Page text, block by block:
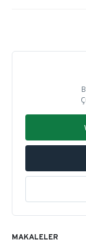
MAKALELER